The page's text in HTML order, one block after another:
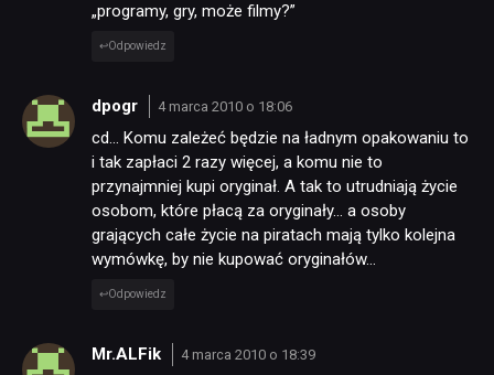
„programy, gry, może filmy?”
Odpowiedz
dpogr 4 marca 2010 o 18:06
cd… Komu zależeć będzie na ładnym opakowaniu to
i tak zapłaci 2 razy więcej, a komu nie to
przynajmniej kupi oryginał. A tak to utrudniają życie
osobom, które płacą za oryginały… a osoby
grających całe życie na piratach mają tylko kolejna
wymówkę, by nie kupować oryginałów…
Odpowiedz
Mr.ALFik 4 marca 2010 o 18:39